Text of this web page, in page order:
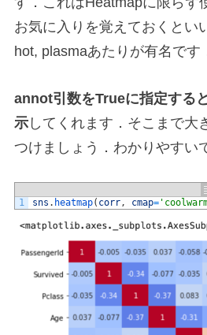
お気に入りを覚えておくとい
hot, plasmaあたりが有名です
annot引数をTrueに指定する
示 してくれます．そこまで大
つけましょう．わかりやすい
1
sns . heatmap( corr, cmap=